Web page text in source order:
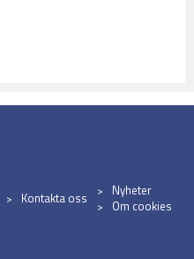
Kontakta oss
Nyheter
Om cookies